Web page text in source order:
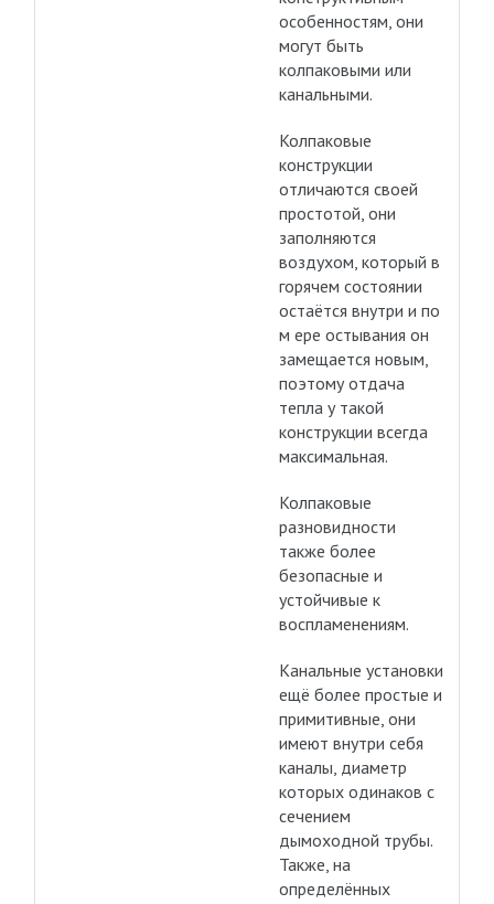
особенностям, они
могут быть
колпаковыми или
канальными.
Колпаковые
конструкции
отличаются своей
простотой, они
заполняются
воздухом, который в
горячем состоянии
остаётся внутри и по
м ере остывания он
замещается новым,
поэтому отдача
тепла у такой
конструкции всегда
максимальная.
Колпаковые
разновидности
также более
безопасные и
устойчивые к
воспламенениям.
Канальные установки
ещё более простые и
примитивные, они
имеют внутри себя
каналы, диаметр
которых одинаков с
сечением
дымоходной трубы.
Также, на
определённых